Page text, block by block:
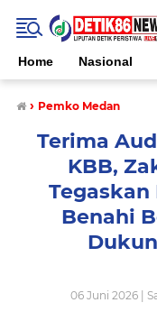
Home Nasional
› Pemko Medan
Terima
KBB,
Tegaskan
Benahi
06 Juni 2026 |